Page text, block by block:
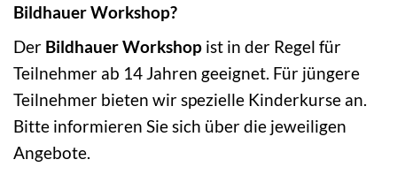
Bildhauer Workshop?
Der Bildhauer Workshop ist in der Regel für
Teilnehmer ab 14 Jahren geeignet. Für jüngere
Teilnehmer bieten wir spezielle Kinderkurse an.
Bitte informieren Sie sich über die jeweiligen
Angebote.